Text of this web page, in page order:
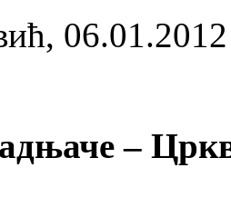
06.01.2012
–